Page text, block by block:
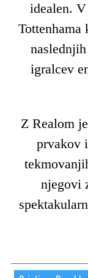
idealen.
Tottenhama
igralcev
Z Realom
prvakov
njegovi